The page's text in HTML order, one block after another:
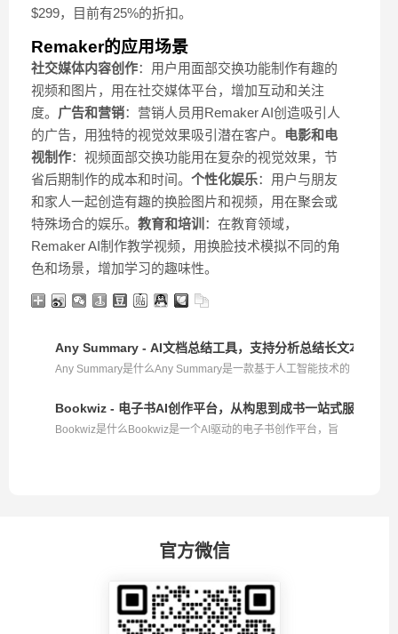
$299，目前有25%的折扣。
Remaker的应用场景
社交媒体内容创作：用户用面部交换功能制作有趣的
视频和图片，用在社交媒体平台，增加互动和关注
度。 广告和营销：营销人员用Remaker AI创造吸引人
的广告，用独特的视觉效果吸引潜在客户。
电影和电
视制作：视频面部交换功能用在复杂的视觉效果，节
省后期制作的成本和时间。 个性化娱乐：用户与朋友
和家人一起创造有趣的换脸图片和视频，用在聚会或
特殊场合的娱乐。 教育和培训 ：在教育领域，
Remaker AI制作教学视频，用换脸技术模拟不同的角
色和场景，增加学习的趣味性。
Any Summary - AI文档总结工具，支持分析总结长文本、音
Any Summary是什么Any Summary是一款基于人工智能技术的
Bookwiz - 电子书AI创作平台，从构思到成书一站式服务
Bookwiz是什么Bookwiz是一个AI驱动的电子书创作平台，旨
官方微信